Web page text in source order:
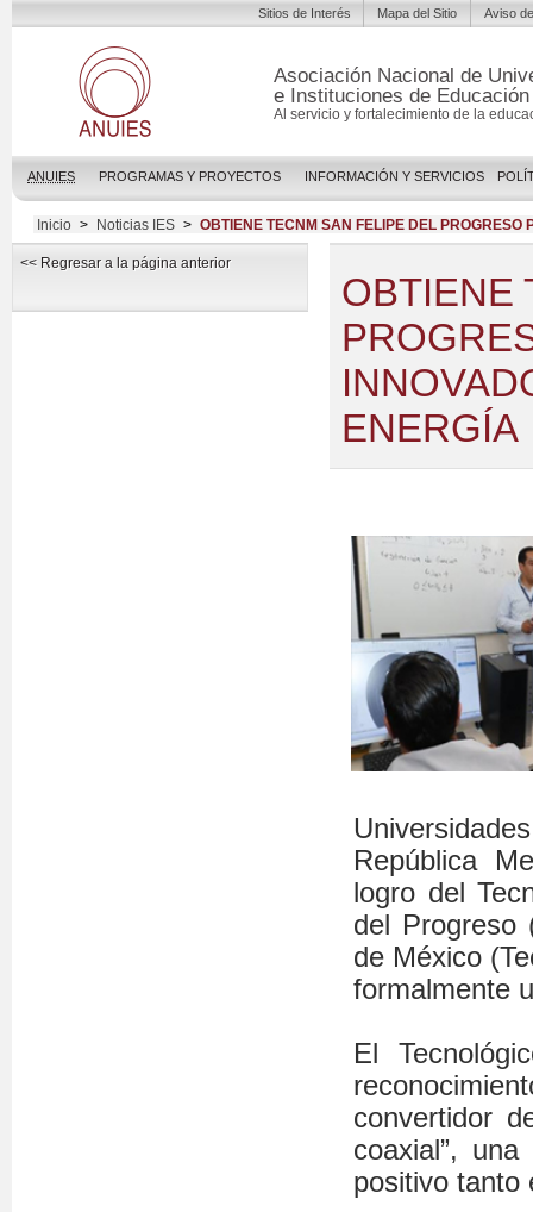
Asociación Nacional de
e Instituciones de
Al servicio y fortalecimiento de la
ANUIES PROGRAMAS Y PROYECTOS INFORMACIÓN Y SERVICIOS
Sitios de Interés Mapa del Sitio Aviso
Inicio > Noticias IES > OBTIENE TECNM SAN FELIPE DEL
<< Regresar a la página anterior
OBTIENE
ENERGÍA
República
logro del
del Progreso
de México
formalmente
El
convertidor
coaxial”,
positivo tanto